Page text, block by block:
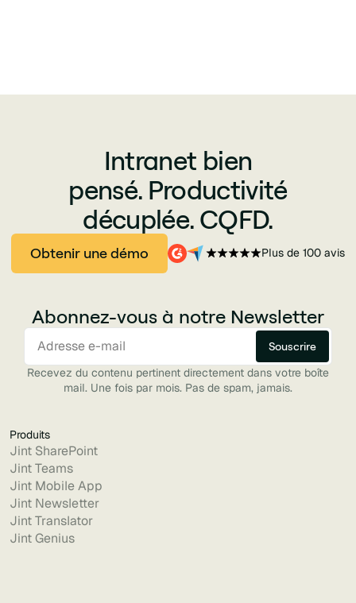
Intranet bien
pensé. Productivité
décuplée. CQFD.
Obtenir une démo Plus de 100 avis
Abonnez-vous à notre Newsletter
Recevez du contenu pertinent directement dans votre boîte
mail. Une fois par mois. Pas de spam, jamais.
Produits
Jint SharePoint
Jint Teams
Jint Mobile App
Jint Newsletter
Jint Translator
Jint Genius